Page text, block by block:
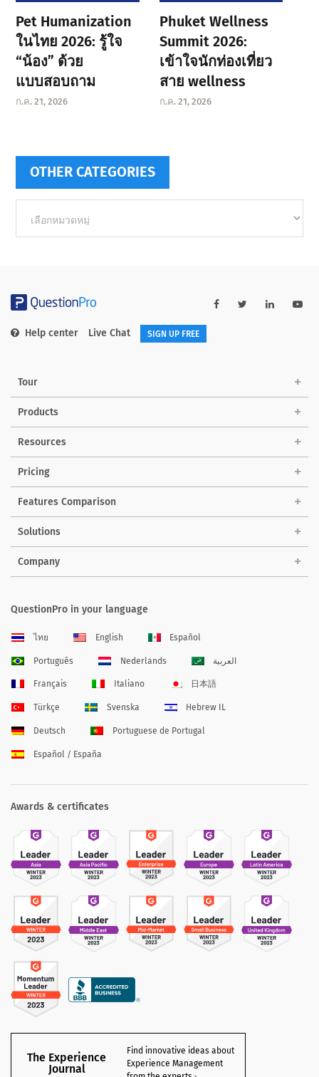
Pet Humanization
ในไทย 2026: รู้ใจ
“น้อง” ด้วย
แบบสอบถาม
ก.ค. 21, 2026
Phuket Wellness
Summit 2026:
เข้าใจนักท่องเที่ยว
สาย wellness
ก.ค. 21, 2026
OTHER CATEGORIES
categories
Help center Live Chat SIGN UP FREE
Tour
Products
Resources
Pricing
Features Comparison
Solutions
Company
QuestionPro in your language
ไทย English Español
Português Nederlands العربية
Français Italiano 日本語
Türkçe Svenska Hebrew IL
Deutsch Portuguese de Portugal
Español / España
Awards & certificates
The Experience
Journal
Find innovative ideas about
Experience Management